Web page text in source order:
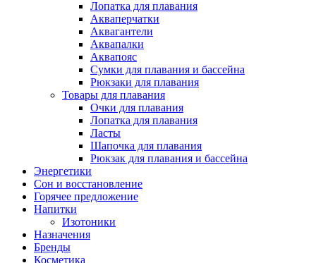
Лопатка для плавания
Акваперчатки
Аквагантели
Аквапалки
Аквапояс
Сумки для плавания и бассейна
Рюкзаки для плавания
Товары для плавания
Очки для плавания
Лопатка для плавания
Ласты
Шапочка для плавания
Рюкзак для плавания и бассейна
Энергетики
Сон и восстановление
Горячее предложение
Напитки
Изотоники
Назначения
Бренды
Косметика